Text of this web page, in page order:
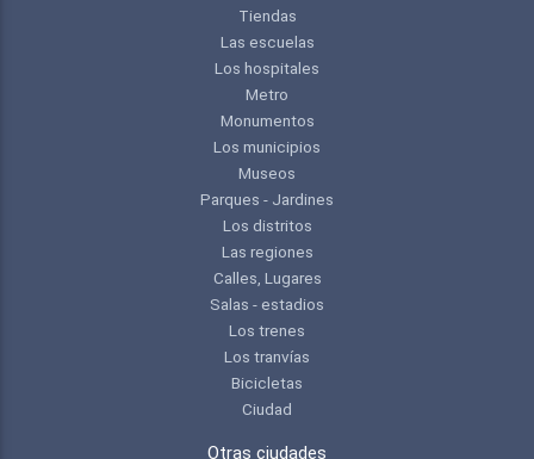
Tiendas
Las escuelas
Los hospitales
Metro
Monumentos
Los municipios
Museos
Parques - Jardines
Los distritos
Las regiones
Calles, Lugares
Salas - estadios
Los trenes
Los tranvías
Bicicletas
Ciudad
Otras ciudades